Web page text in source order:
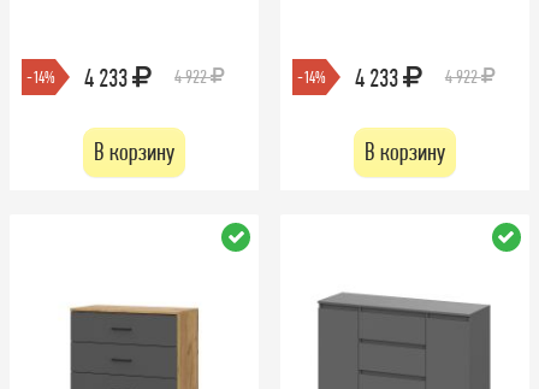
-14% 4 233 4 922
В корзину
-14% 4 233 4 922
В корзину